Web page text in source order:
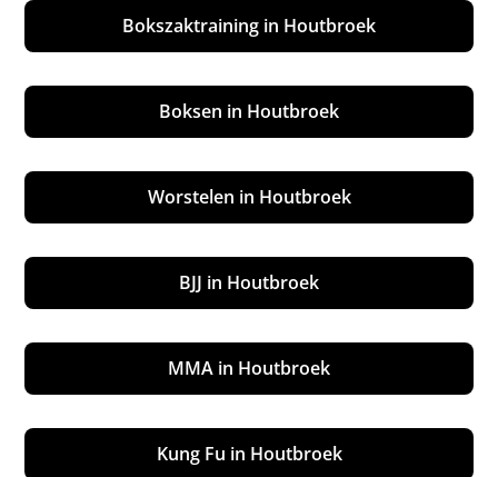
Bokszaktraining in Houtbroek
Boksen in Houtbroek
Worstelen in Houtbroek
BJJ in Houtbroek
MMA in Houtbroek
Kung Fu in Houtbroek